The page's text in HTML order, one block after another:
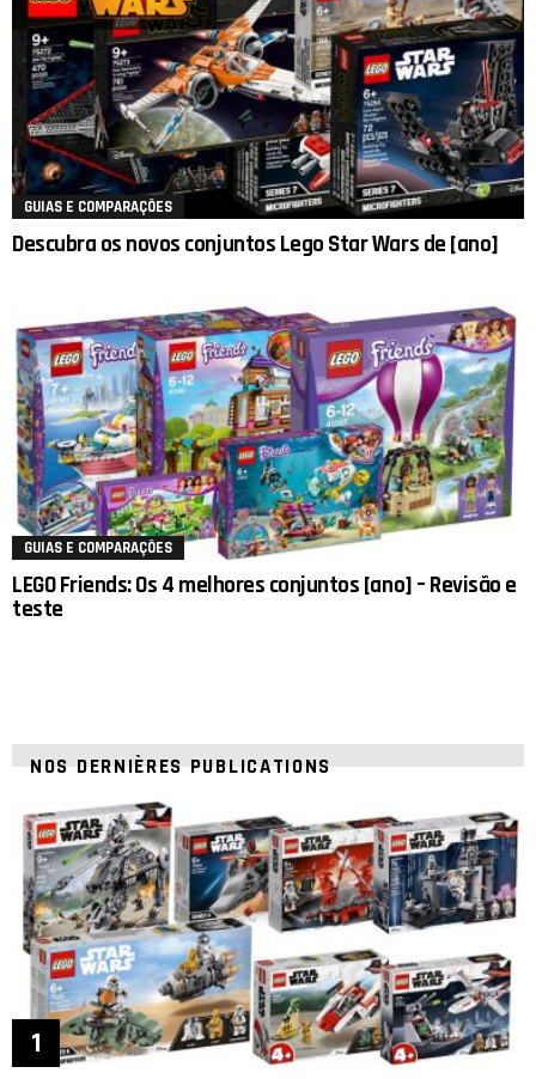
GUIAS E COMPARAÇÕES
Descubra os novos conjuntos Lego Star Wars de [ano]
GUIAS E COMPARAÇÕES
LEGO Friends: Os 4 melhores conjuntos [ano] – Revisão e
teste
NOS DERNIÈRES PUBLICATIONS